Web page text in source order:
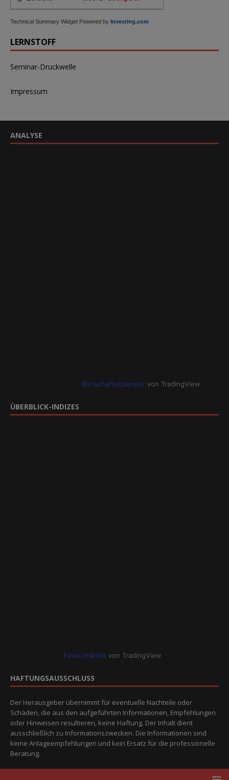
Technical Summary Widget Powered by Investing.com
LERNSTOFF
Seminar-Druckwelle
Impressum
ANALYSE
Wirtschaftskalendervon TradingView
ÜBERBLICK-INDIZES
Finanzmärkte von TradingView
HAFTUNGSAUSSCHLUSS
Der Herausgeber übernimmt für eventuelle Nachteile oder
Schäden, die aus den aufgeführten Informationen, Empfehlungen
oder Hinweisen resultieren, keine Haftung. Der Inhalt dient
ausschließlich zu Informationszwecken. Die Informationen sind
keine Anlageempfehlungen und kein Ersatz für die professionelle
Beratung.